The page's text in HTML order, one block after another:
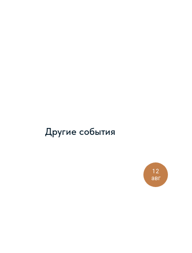
Другие события
12
авг